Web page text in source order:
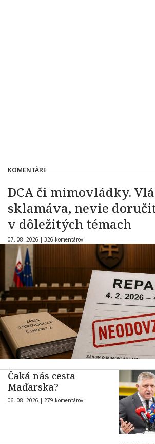
KOMENTÁRE
DCA či mimovládky.
sklamáva, nevie
v dôležitých témach
07. 08. 2026 | 326 komentárov
Čaká nás cesta
Maďarska?
06. 08. 2026 | 279 komentárov